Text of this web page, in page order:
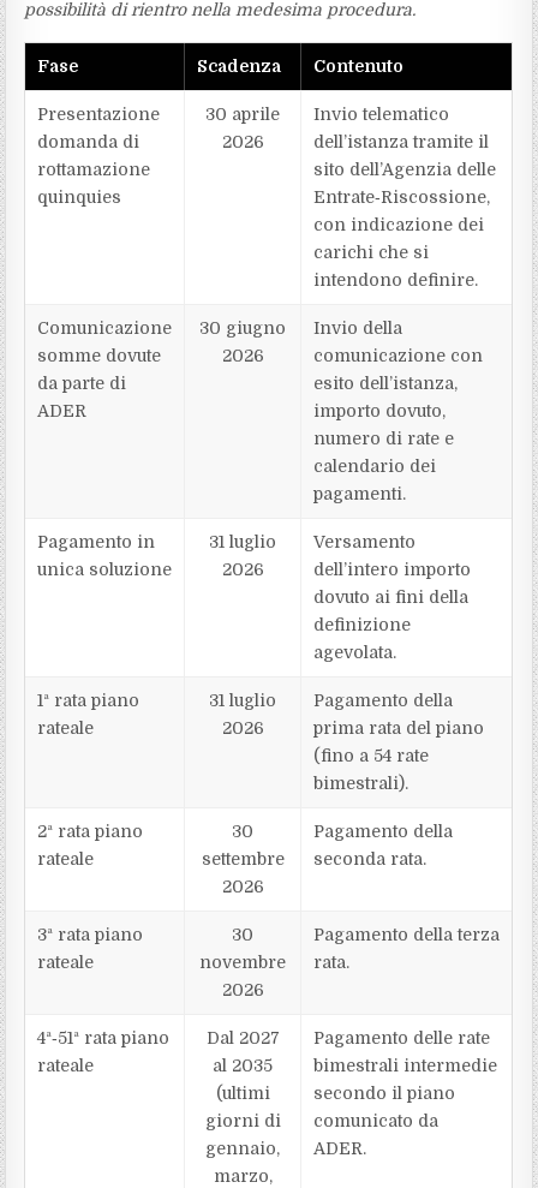
possibilità di rientro nella medesima procedura.
Fase Scadenza Contenuto
Presentazione
domanda di
rottamazione
quinquies
30 aprile
2026
Invio telematico
dell’istanza tramite il
sito dell’Agenzia delle
Entrate‑Riscossione,
con indicazione dei
carichi che si
intendono definire.
Comunicazione
somme dovute
da parte di
ADER
30 giugno
2026
Invio della
comunicazione con
esito dell’istanza,
importo dovuto,
numero di rate e
calendario dei
pagamenti.
Pagamento in
unica soluzione
31 luglio
2026
Versamento
dell’intero importo
dovuto ai fini della
definizione
agevolata.
1ª rata piano
rateale
31 luglio
2026
Pagamento della
prima rata del piano
(fino a 54 rate
bimestrali).
2ª rata piano
rateale
30
settembre
2026
Pagamento della
seconda rata.
3ª rata piano
rateale
30
novembre
2026
Pagamento della terza
rata.
4ª‑51ª rata piano
rateale
Dal 2027
al 2035
(ultimi
giorni di
gennaio,
marzo,
Pagamento delle rate
bimestrali intermedie
secondo il piano
comunicato da
ADER.